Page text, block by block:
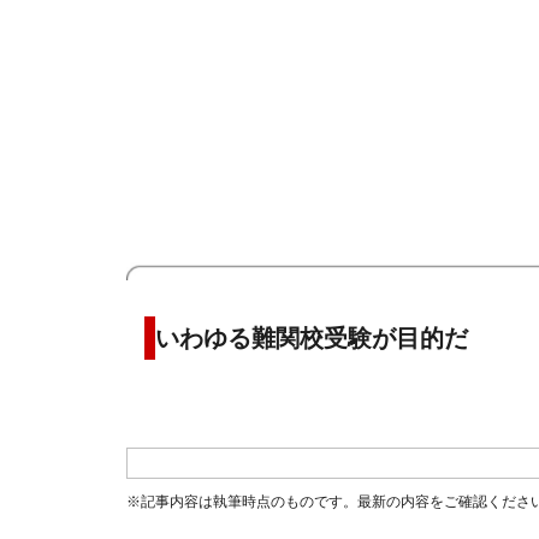
いわゆる難関校受験が目的だ
※記事内容は執筆時点のものです。最新の内容をご確認くださ